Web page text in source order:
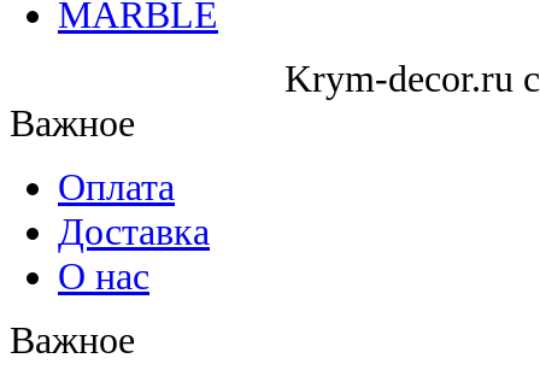
MARBLE
Krym-decor.ru
Важное
Оплата
Доставка
О нас
Важное